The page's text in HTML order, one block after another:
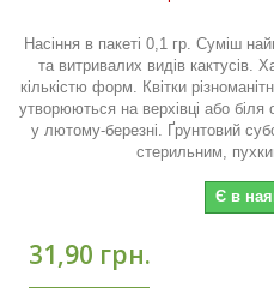
Насіння в пакеті 0,1 гр. Суміш
та витривалих видів кактусів.
кількістю форм. Квітки
утво­рюються на верхівці або біля
у лютому-березні. Ґрунтовий
стерильним,
Є в
31,90 грн.